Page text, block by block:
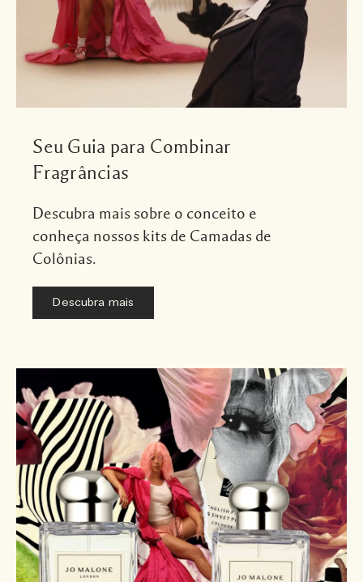
Seu Guia para Combinar
Fragrâncias
Descubra mais sobre o conceito e
conheça nossos kits de Camadas de
Colônias.
Descubra mais